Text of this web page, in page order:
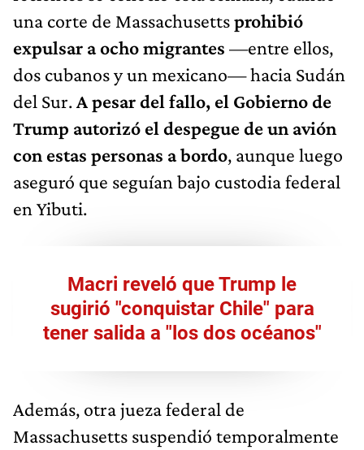
una corte de Massachusettsprohibió
expulsar a ocho migrantes —entre ellos,
dos cubanos y un mexicano— hacia Sudán
del Sur.A pesar del fallo, el Gobierno de
Trump autorizó el despegue de un avión
con estas personas a bordo, aunque luego
aseguró que seguían bajo custodia federal
en Yibuti.
Macri reveló que Trump le
sugirió "conquistar Chile" para
tener salida a "los dos océanos"
Además, otra jueza federal de
Massachusetts suspendió temporalmente